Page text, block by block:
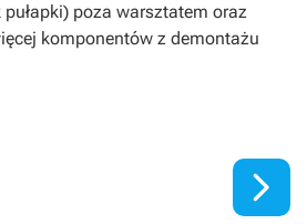
poza warsztatem oraz
komponentów z demontażu
